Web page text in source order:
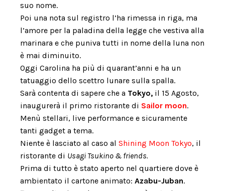
suo nome.
Poi una nota sul registro l’ha rimessa in riga, ma
l’amore per la paladina della legge che vestiva alla
marinara e che puniva tutti in nome della luna non
è mai diminuito.
Oggi Carolina ha più di quarant’anni e ha un
tatuaggio dello scettro lunare sulla spalla.
Sarà contenta di sapere che a Tokyo, il 15 Agosto,
inaugurerà il primo ristorante di Sailor moon.
Menù stellari, live performance e sicuramente
tanti gadget a tema.
Niente è lasciato al caso al Shining Moon Tokyo, il
ristorante di Usagi Tsukino & friends.
Prima di tutto è stato aperto nel quartiere dove è
ambientato il cartone animato: Azabu-Juban.